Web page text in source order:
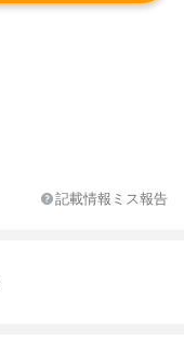
記載情報ミス報告